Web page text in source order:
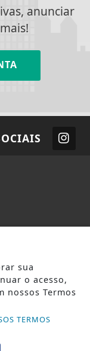
anunciar
sua
o acesso,
nossos Termos
TERMOS